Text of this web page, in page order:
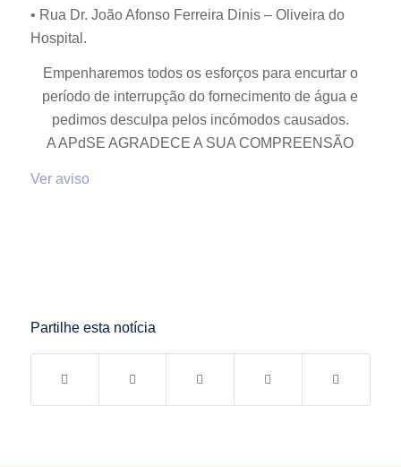
• Rua Dr. João Afonso Ferreira Dinis – Oliveira do
Hospital.
Empenharemos todos os esforços para encurtar o
período de interrupção do fornecimento de água e
pedimos desculpa pelos incómodos causados.
A APdSE AGRADECE A SUA COMPREENSÃO
Ver aviso
Partilhe esta notícia